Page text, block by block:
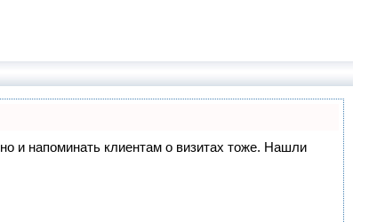
и напоминать клиентам о визитах тоже. Нашли